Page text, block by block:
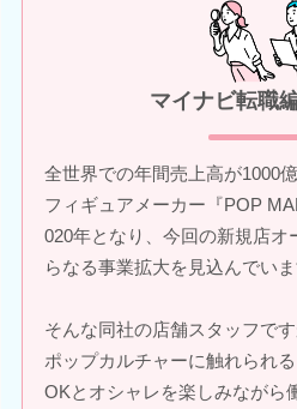
マイナビ転職
全世界での年間売上高が1000
フィギュアメーカー『POP
020年となり、今回の新規店オ
らなる事業拡大を見込んでいま
そんな同社の店舗スタッフで
ポップカルチャーに触れられ
OKとオシャレを楽しみながら